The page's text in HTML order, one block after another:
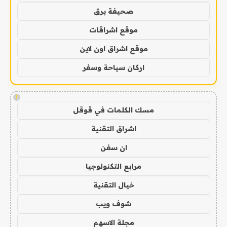
صحيفة برق
موقع اشراقات
موقع اشراق اون لاين
اركان سياحة وسفر
!
مسك الكلمات في قوقل
اشراق التقنية
ان سفن
مرابع التكنولوجيا
خيال التقنية
شوف ويب
مجلة الاسهم